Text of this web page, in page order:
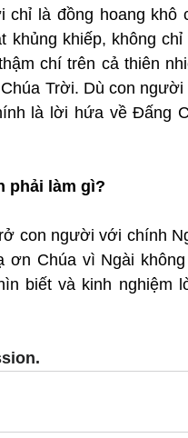
là đồng hoang khô
khủng khiếp, không chỉ
chí trên cả thiên
Trời. Dù con người
là lời hứa về Đấng
phải làm gì?
con người với chính
ơn Chúa vì Ngài
biết và kinh nghiệm